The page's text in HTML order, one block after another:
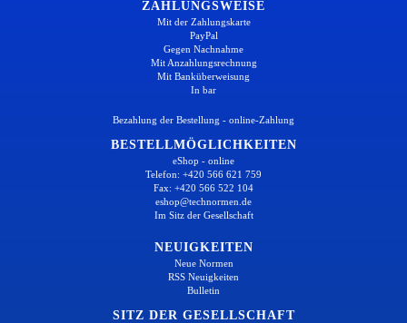
ZAHLUNGSWEISE
Mit der Zahlungskarte
PayPal
Gegen Nachnahme
Mit Anzahlungsrechnung
Mit Banküberweisung
In bar
Bezahlung der Bestellung - online-Zahlung
BESTELLMÖGLICHKEITEN
eShop - online
Telefon: +420 566 621 759
Fax: +420 566 522 104
eshop@technormen.de
Im Sitz der Gesellschaft
NEUIGKEITEN
Neue Normen
RSS Neuigkeiten
Bulletin
SITZ DER GESELLSCHAFT